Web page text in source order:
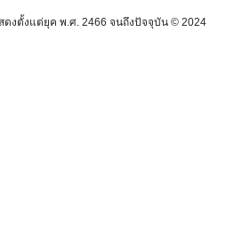
ดงตั้งแต่ยุค พ.ศ. 2466 จนถึงปัจจุบัน © 2024